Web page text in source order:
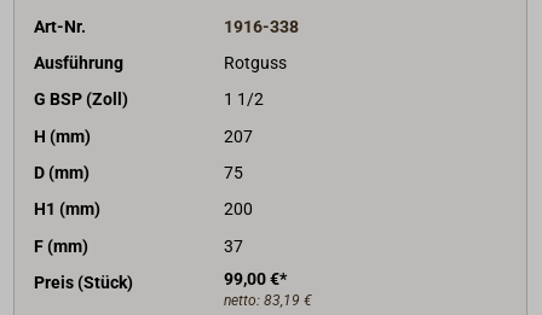
Art-Nr.
1916-338
Ausführung
Rotguss
G BSP (Zoll)
1 1/2
H (mm)
207
D (mm)
75
H1 (mm)
200
F (mm)
37
Preis (Stück)
99,00 €*
netto: 83,19 €